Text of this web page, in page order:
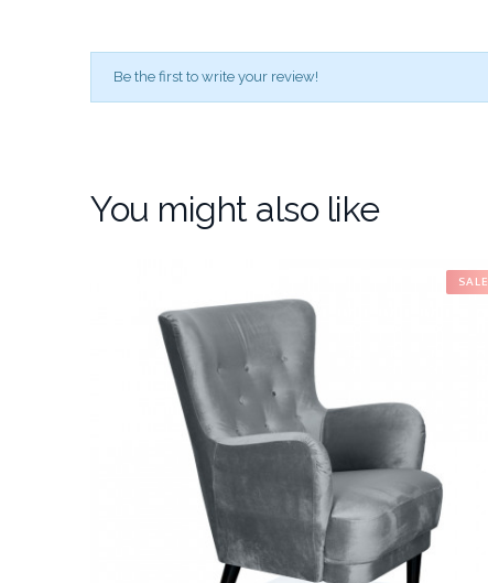
Be the first to write your review!
You might also like
SALE